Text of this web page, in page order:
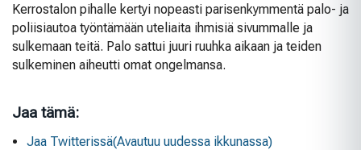
Kerrostalon pihalle kertyi nopeasti parisenkymmentä palo- ja
poliisiautoa työntämään uteliaita ihmisiä sivummalle ja
sulkemaan teitä. Palo sattui juuri ruuhka aikaan ja teiden
sulkeminen aiheutti omat ongelmansa.
Jaa tämä:
Jaa Twitterissä(Avautuu uudessa ikkunassa)